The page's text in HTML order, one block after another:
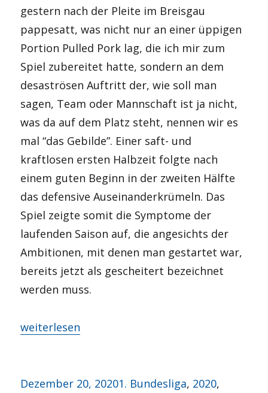
gestern nach der Pleite im Breisgau
pappesatt, was nicht nur an einer üppigen
Portion Pulled Pork lag, die ich mir zum
Spiel zubereitet hatte, sondern an dem
desaströsen Auftritt der, wie soll man
sagen, Team oder Mannschaft ist ja nicht,
was da auf dem Platz steht, nennen wir es
mal “das Gebilde”. Einer saft- und
kraftlosen ersten Halbzeit folgte nach
einem guten Beginn in der zweiten Hälfte
das defensive Auseinanderkrümeln. Das
Spiel zeigte somit die Symptome der
laufenden Saison auf, die angesichts der
Ambitionen, mit denen man gestartet war,
bereits jetzt als gescheitert bezeichnet
werden muss.
„Alles muss raus?“
weiterlesen
Veröffentlicht
Dezember 20, 2020Kategorien
1. Bundesliga, 2020,